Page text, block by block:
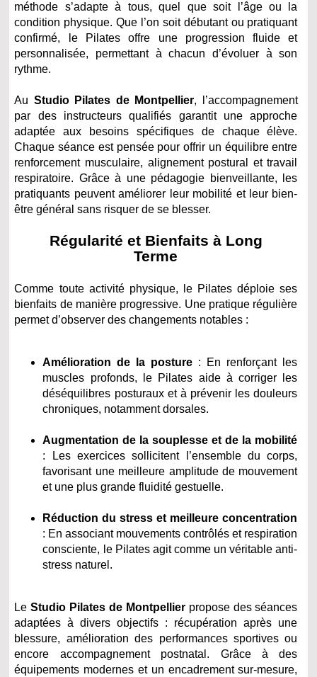
méthode s’adapte à tous, quel que soit l’âge ou la
condition physique. Que l’on soit débutant ou pratiquant
confirmé, le Pilates offre une progression fluide et
personnalisée, permettant à chacun d’évoluer à son
rythme.
Au Studio Pilates de Montpellier, l’accompagnement
par des instructeurs qualifiés garantit une approche
adaptée aux besoins spécifiques de chaque élève.
Chaque séance est pensée pour offrir un équilibre entre
renforcement musculaire, alignement postural et travail
respiratoire. Grâce à une pédagogie bienveillante, les
pratiquants peuvent améliorer leur mobilité et leur bien-
être général sans risquer de se blesser.
Régularité et Bienfaits à Long
Terme
Comme toute activité physique, le Pilates déploie ses
bienfaits de manière progressive. Une pratique régulière
permet d’observer des changements notables :
Amélioration de la posture : En renforçant les
muscles profonds, le Pilates aide à corriger les
déséquilibres posturaux et à prévenir les douleurs
chroniques, notamment dorsales.
Augmentation de la souplesse et de la mobilité
: Les exercices sollicitent l’ensemble du corps,
favorisant une meilleure amplitude de mouvement
et une plus grande fluidité gestuelle.
Réduction du stress et meilleure concentration
: En associant mouvements contrôlés et respiration
consciente, le Pilates agit comme un véritable anti-
stress naturel.
LeStudio Pilates de Montpellierpropose des séances
adaptées à divers objectifs : récupération après une
blessure, amélioration des performances sportives ou
encore accompagnement postnatal. Grâce à des
équipements modernes et un encadrement sur-mesure,